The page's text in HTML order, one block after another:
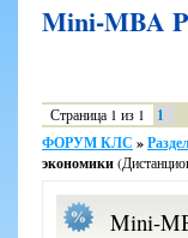
Mini-MBA
Страница 1 из 1
1
ФОРУМ КЛС »
экономики
Mini-